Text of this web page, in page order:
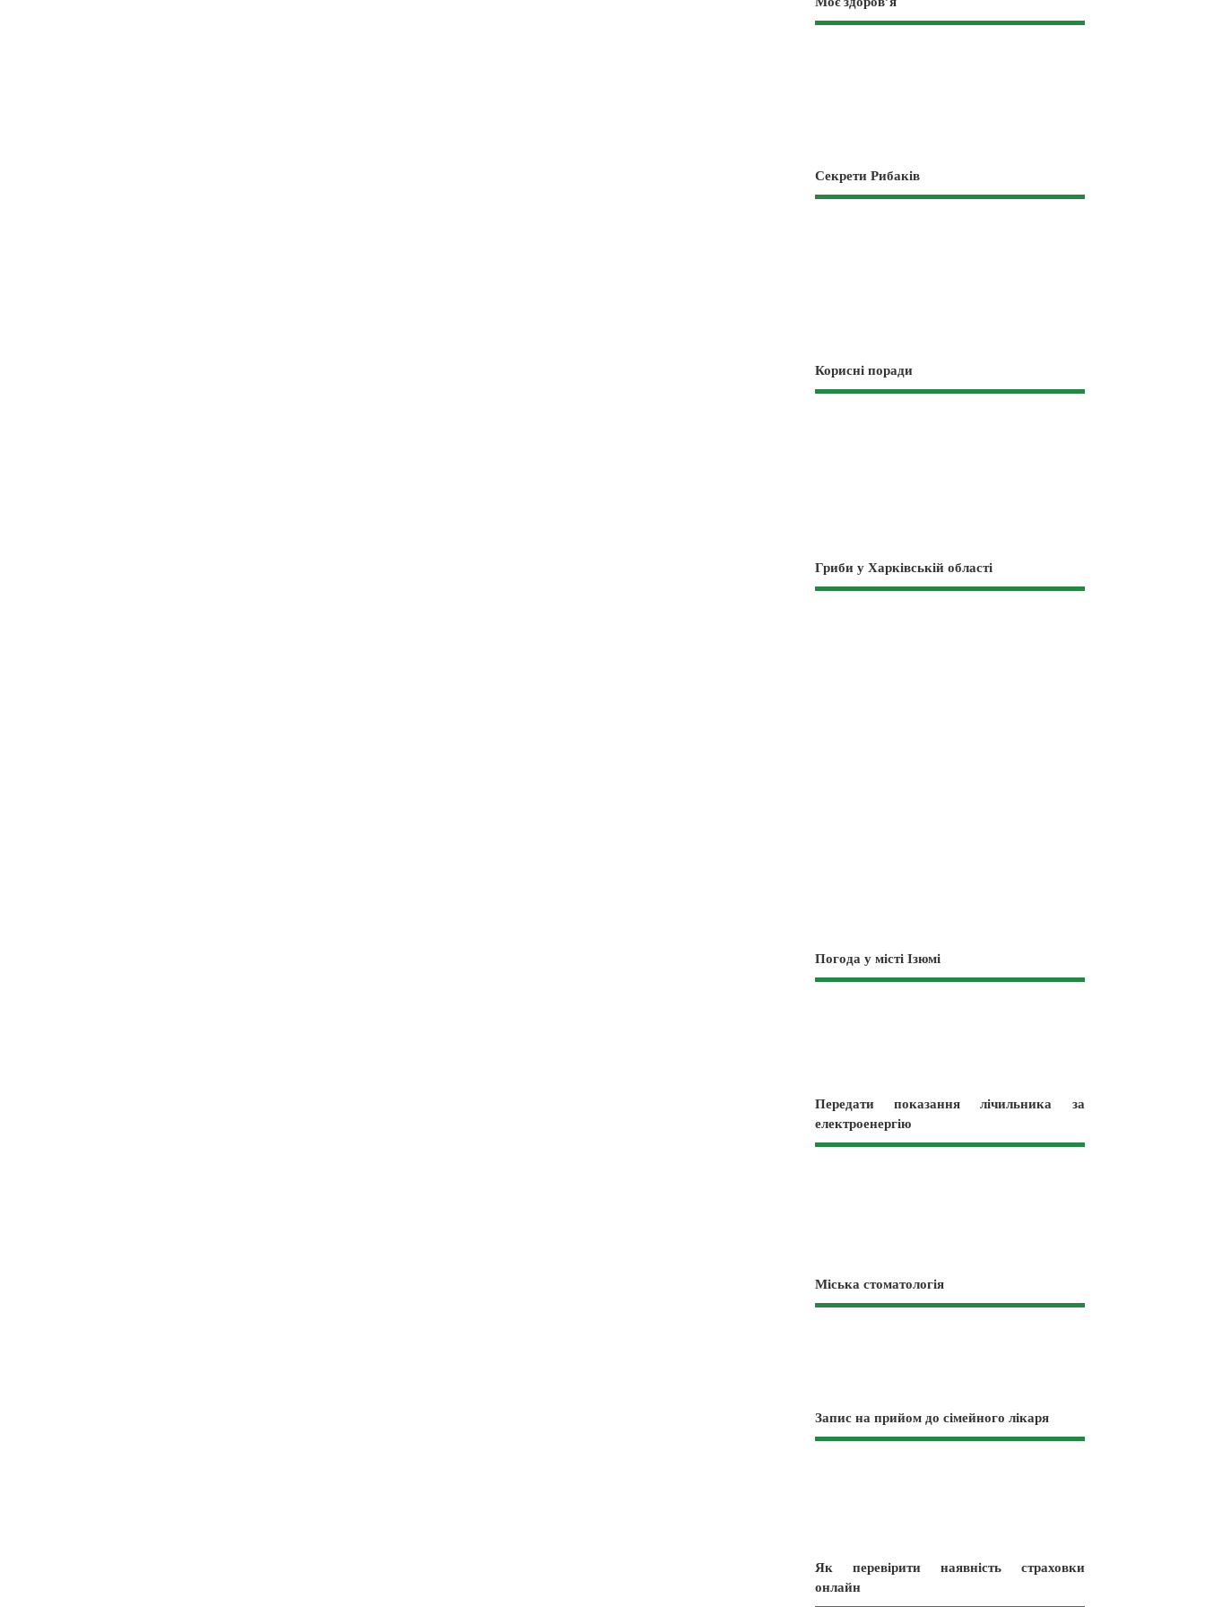
Секрети Рибаків
Корисні поради
Гриби у Харківській області
Погода у місті Ізюмі
Передати показання лічильника за
електроенергію
Міська стоматологія
Запис на прийом до сімейного лікаря
Як перевірити наявність страховки
онлайн